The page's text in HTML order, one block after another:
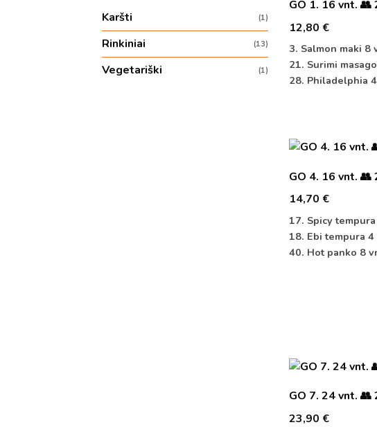
Karšti (1)
Rinkiniai (13)
Vegetariški (1)
GO 1. 16 vnt. 👥
12,80 €
3. Salmon maki 8
21. Surimi
28. Philadelphia
GO 4. 16 vnt. 👥
14,70 €
17. Spicy
18. Ebi tempura 4
40. Hot panko 8
GO 7. 24 vnt. 👥
23,90 €